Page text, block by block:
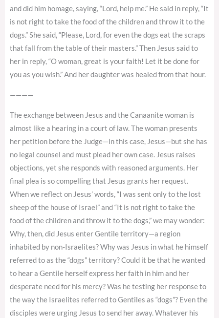
and did him homage, saying, “Lord, help me.” He said in reply, “It
is not right to take the food of the children and throw it to the
dogs.” She said, “Please, Lord, for even the dogs eat the scraps
that fall from the table of their masters.” Then Jesus said to
her in reply, “O woman, great is your faith! Let it be done for
you as you wish.” And her daughter was healed from that hour.
————
The exchange between Jesus and the Canaanite woman is
almost like a hearing in a court of law. The woman presents
her petition before the Judge—in this case, Jesus—but she has
no legal counsel and must plead her own case. Jesus raises
objections, yet she responds with reasoned arguments. Her
final plea is so compelling that Jesus grants her request.
When we reflect on Jesus’ words, “I was sent only to the lost
sheep of the house of Israel” and “It is not right to take the
food of the children and throw it to the dogs,” we may wonder:
Why, then, did Jesus enter Gentile territory—a region
inhabited by non-Israelites? Why was Jesus in what he himself
referred to as the “dogs” territory? Could it be that he wanted
to hear a Gentile herself express her faith in him and her
desperate need for his mercy? Was he testing her response to
the way the Israelites referred to Gentiles as “dogs”? Even the
disciples were urging Jesus to send her away. Whatever his